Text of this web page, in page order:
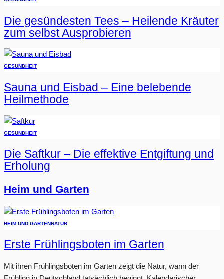
Die gesündesten Tees – Heilende Kräuter
zum selbst Ausprobieren
GESUNDHEIT
Sauna und Eisbad – Eine belebende
Heilmethode
GESUNDHEIT
Die Saftkur – Die effektive Entgiftung und
Erholung
Heim und Garten
HEIM UND GARTENNATUR
Erste Frühlingsboten im Garten
Mit ihren Frühlingsboten im Garten zeigt die Natur, wann der